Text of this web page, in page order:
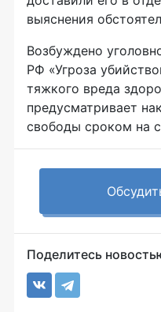
выяснения
Возбуждено
РФ «Угроза
тяжкого вреда
предусматривает
свободы сроком на
Поделитесь